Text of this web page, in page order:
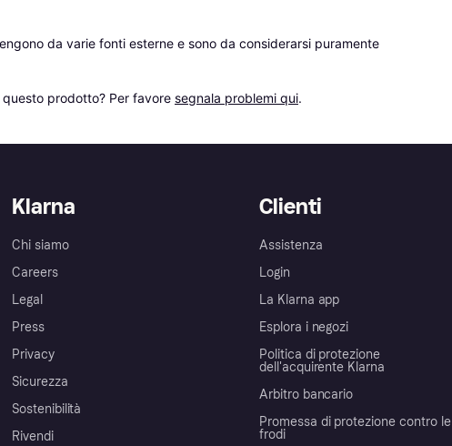
da varie fonti esterne e sono da considerarsi puramente
prodotto? Per favore segnala problemi qui.
Klarna
Chi siamo
Careers
Legal
Press
Privacy
Sicurezza
Sostenibilità
Rivendi
Clienti
Assistenza
Login
La Klarna app
Esplora i negozi
Politica di protezione
dell'acquirente Klarna
Arbitro bancario
Promessa di protezione contro le
frodi